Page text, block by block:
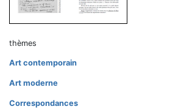
thèmes
Art contemporain
Art moderne
Correspondances